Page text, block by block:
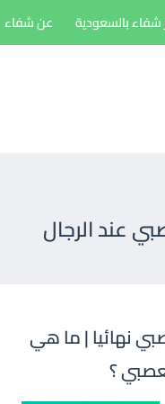
شفاء بالسعودية عن شفاء
عند الرجال
نهائيا | ما هي
؟